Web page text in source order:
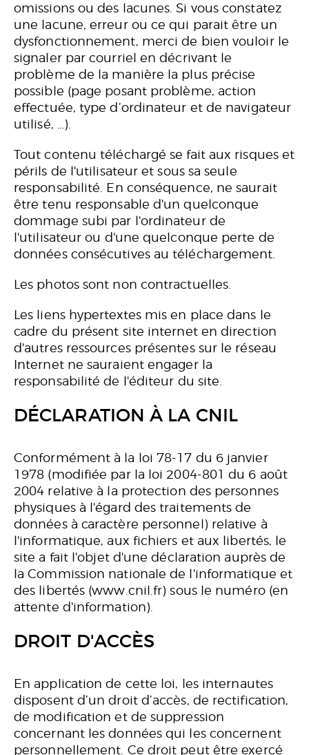
omissions ou des lacunes. Si vous constatez
une lacune, erreur ou ce qui parait être un
dysfonctionnement, merci de bien vouloir le
signaler par courriel en décrivant le
problème de la manière la plus précise
possible (page posant problème, action
effectuée, type d’ordinateur et de navigateur
utilisé, …).
Tout contenu téléchargé se fait aux risques et
périls de l'utilisateur et sous sa seule
responsabilité. En conséquence, ne saurait
être tenu responsable d'un quelconque
dommage subi par l'ordinateur de
l'utilisateur ou d'une quelconque perte de
données consécutives au téléchargement.
Les photos sont non contractuelles.
Les liens hypertextes mis en place dans le
cadre du présent site internet en direction
d'autres ressources présentes sur le réseau
Internet ne sauraient engager la
responsabilité de l'éditeur du site.
DÉCLARATION À LA CNIL
Conformément à la loi 78-17 du 6 janvier
1978 (modifiée par la loi 2004-801 du 6 août
2004 relative à la protection des personnes
physiques à l'égard des traitements de
données à caractère personnel) relative à
l'informatique, aux fichiers et aux libertés, le
site a fait l'objet d'une déclaration auprès de
la Commission nationale de l'informatique et
des libertés (www.cnil.fr) sous le numéro (en
attente d'information).
DROIT D'ACCÈS
En application de cette loi, les internautes
disposent d’un droit d’accès, de rectification,
de modification et de suppression
concernant les données qui les concernent
personnellement. Ce droit peut être exercé